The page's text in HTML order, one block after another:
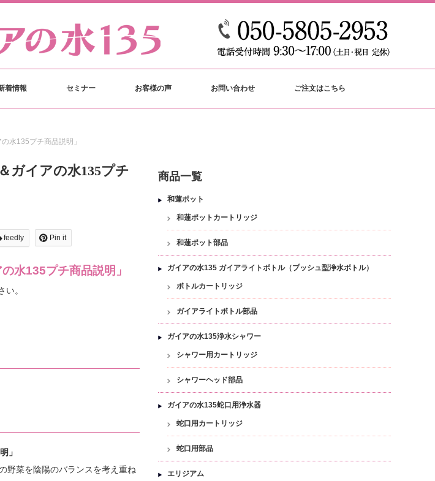
着情報 セミナー お客様の声 お問い合わせ ご注文はこちら
水135プチ商品説明」
ガイアの水135プチ
feedly Pin it
水135プチ商品説明」
。
」
野菜を陰陽のバランスを考え重ね
商品一覧
和蓮ポット
和蓮ポットカートリッジ
和蓮ポット部品
ガイアの水135 ガイアライトボトル（プッシュ型浄水ボトル）
ボトルカートリッジ
ガイアライトボトル部品
ガイアの水135浄水シャワー
シャワー用カートリッジ
シャワーヘッド部品
ガイアの水135蛇口用浄水器
蛇口用カートリッジ
蛇口用部品
エリジアム